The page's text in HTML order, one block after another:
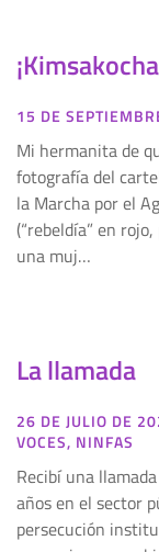
15 DE
Mi hermanita de
fotografía del
la Marcha por el
(“rebeldía” en
una muj…
La llamada
26 DE JULIO DE
VOCES, NINFAS
Recibí una
años en el sector
persecución